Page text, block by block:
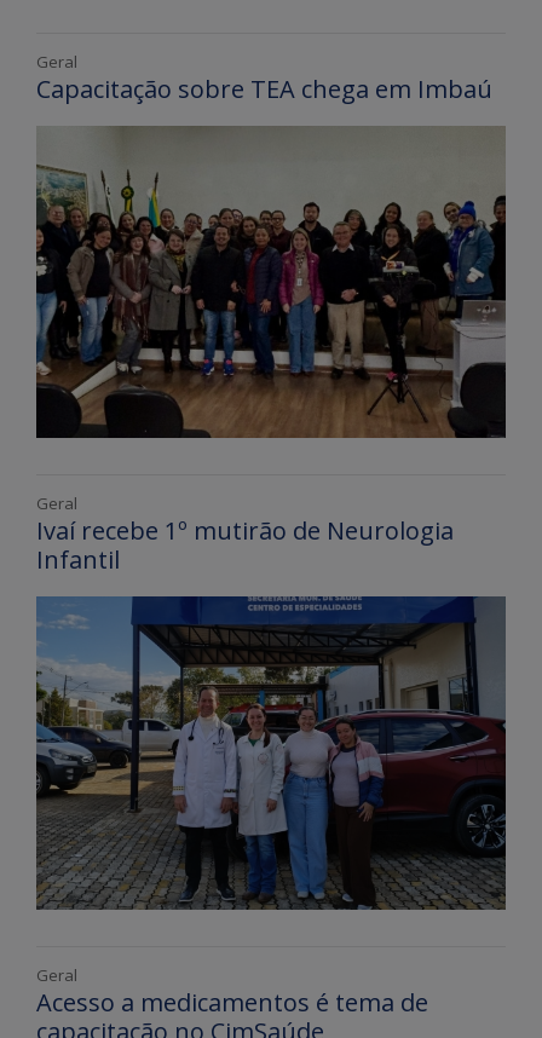
Geral
Capacitação sobre TEA chega em Imbaú
Geral
Ivaí recebe 1º mutirão de Neurologia
Infantil
Geral
Acesso a medicamentos é tema de
capacitação no CimSaúde